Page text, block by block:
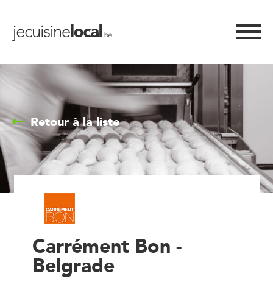
Retour à la liste
Carrément Bon -
Belgrade